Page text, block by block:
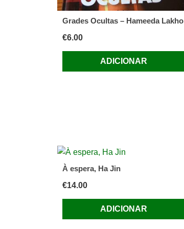
Grades Ocultas – Hameeda Lakho
€6.00
ADICIONAR
À espera, Ha Jin
€14.00
ADICIONAR